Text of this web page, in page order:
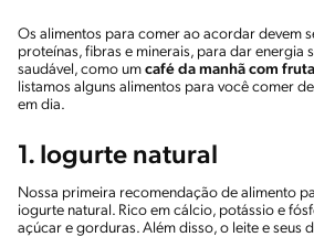
Os alimentos para comer ao acordar devem
proteínas, fibras e minerais, para dar energia
saudável, como um café da manhã com
listamos alguns alimentos para você comer
em dia.
1. Iogurte natural
Nossa primeira recomendação de alimento
iogurte natural. Rico em cálcio, potássio e
açúcar e gorduras. Além disso, o leite e seus